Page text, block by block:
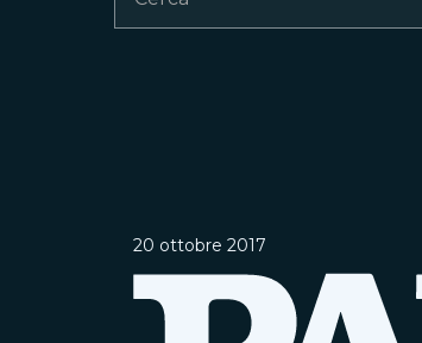
20 ottobre 2017